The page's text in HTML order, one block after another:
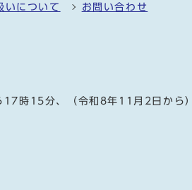
いについて お問い合わせ
時15分、（令和8年11月2日から）